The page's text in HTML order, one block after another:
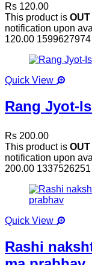
Rs 120.00
This product is
notification upon
120.00 1599627974
Quick View
Rang Jyot-
Rs 200.00
This product is
notification upon
200.00 1337526251
Quick View
Rashi